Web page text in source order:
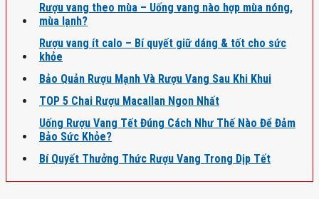
Rượu vang theo mùa – Uống vang nào hợp mùa nóng,
mùa lạnh?
Rượu vang ít calo – Bí quyết giữ dáng & tốt cho sức
khỏe
Bảo Quản Rượu Mạnh Và Rượu Vang Sau Khi Khui
TOP 5 Chai Rượu Macallan Ngon Nhất
Uống Rượu Vang Tết Đúng Cách Như Thế Nào Để Đảm
Bảo Sức Khỏe?
Bí Quyết Thưởng Thức Rượu Vang Trong Dịp Tết